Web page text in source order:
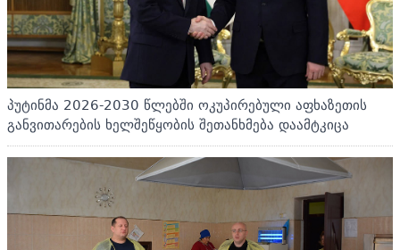
პუტინმა 2026-2030 წლებში ოკუპირებული აფხაზეთის
განვითარების ხელშეწყობის შეთანხმება დაამტკიცა